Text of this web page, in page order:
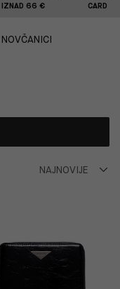
IZNAD 66 €
CARD
NOVČANICI